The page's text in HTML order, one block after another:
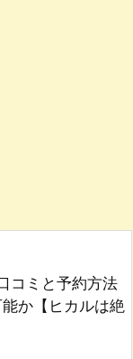
コミと予約方法
か【ヒカルは絶